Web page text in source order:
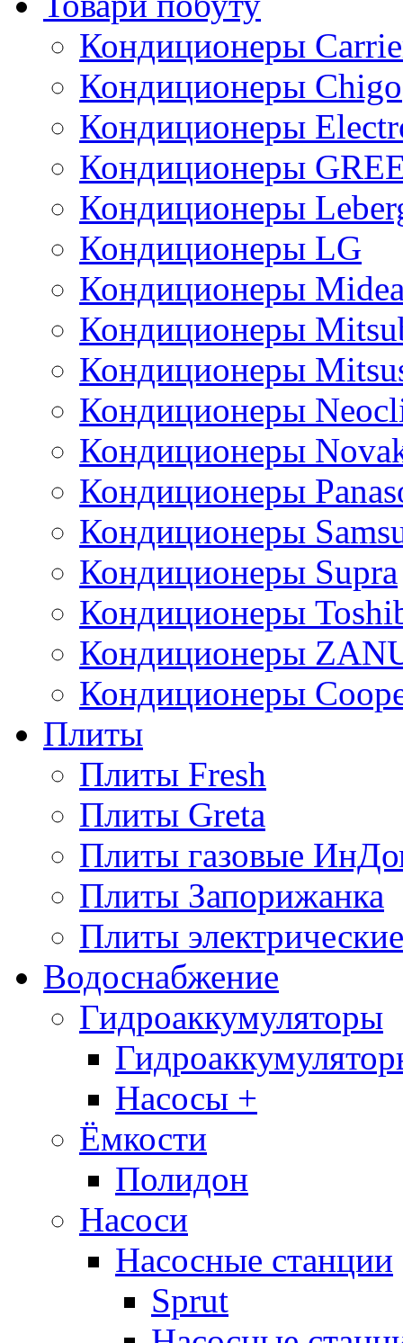
Кондиционеры
Кондиционеры Chigo
Кондиционеры
Кондиционеры
Кондиционеры
Кондиционеры LG
Кондиционеры
Кондиционеры
Кондиционеры
Кондиционеры
Кондиционеры
Кондиционеры
Кондиционеры
Кондиционеры Supra
Кондиционеры
Кондиционеры
Кондиционеры
Плиты
Плиты Fresh
Плиты Greta
Плиты газовые
Плиты Запорижанка
Плиты
Водоснабжение
Гидроаккумуляторы
Насосы +
Ёмкости
Полидон
Насоси
Насосные станции
Sprut